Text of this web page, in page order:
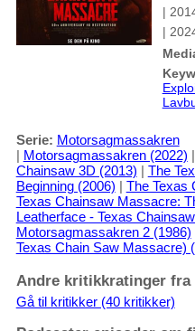
|
|
Serie: Motorsagmassakren
| Motorsagmassakren (2022) |
Chainsaw 3D (2013) | The
Beginning (2006) | The Texas
Texas Chainsaw Massacre:
Leatherface - Texas
Motorsagmassakren 2 (1986)
Texas Chain Saw Massacre)
Andre kritikkratinger fra
Gå til kritikker (40 kritikker)